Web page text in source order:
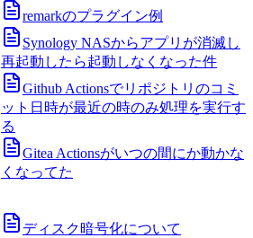
remarkのプラグイン例
Synology NASからアプリが消滅し
再起動したら起動しなくなった件
Github Actionsでリポジトリのコミ
ット日時が最近の時のみ処理を実行す
る
Gitea Actionsがいつの間にか動かな
くなってた
ディスク暗号化について